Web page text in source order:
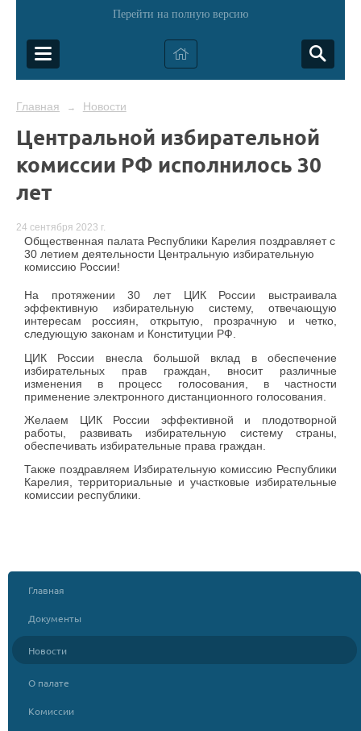
Перейти на полную версию
Главная → Новости
Центральной избирательной
комиссии РФ исполнилось 30
лет
24 сентября 2023 г.
Общественная палата Республики Карелия поздравляет с
30 летием деятельности Центральную избирательную
комиссию России!
На протяжении 30 лет ЦИК России выстраивала
эффективную избирательную систему, отвечающую
интересам россиян, открытую, прозрачную и четко,
следующую законам и Конституции РФ.
ЦИК России внесла большой вклад в обеспечение
избирательных прав граждан, вносит различные
изменения в процесс голосования, в частности
применение электронного дистанционного голосования.
Желаем ЦИК России эффективной и плодотворной
работы, развивать избирательную систему страны,
обеспечивать избирательные права граждан.
Также поздравляем Избирательную комиссию Республики
Карелия, территориальные и участковые избирательные
комиссии республики.
Главная
Документы
Новости
О палате
Комиссии